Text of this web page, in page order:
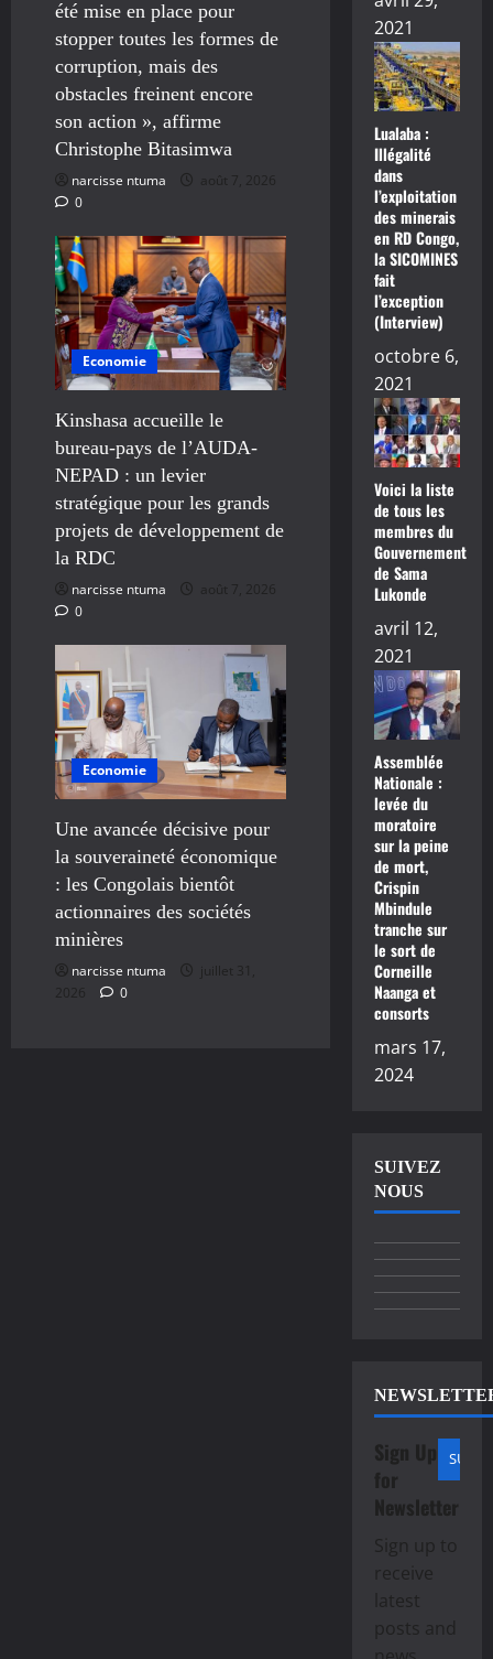
été mise en place pour
stopper toutes les formes de
corruption, mais des
obstacles freinent encore
son action », affirme
Christophe Bitasimwa
narcisse ntuma
août 7, 2026
0
Economie
Kinshasa accueille le
bureau-pays de l’AUDA-
NEPAD : un levier
stratégique pour les grands
projets de développement de
la RDC
narcisse ntuma
août 7, 2026
0
Economie
Une avancée décisive pour
la souveraineté économique
: les Congolais bientôt
actionnaires des sociétés
minières
narcisse ntuma
juillet 31,
2026
0
2021
Lualaba :
Illégalité
dans
l’exploitation
des minerais
en RD Congo,
la SICOMINES
fait
l’exception
(Interview)
octobre 6,
2021
Voici la liste
de tous les
membres du
Gouvernement
de Sama
Lukonde
avril 12,
2021
Assemblée
Nationale :
levée du
moratoire
sur la peine
de mort,
Crispin
Mbindule
tranche sur
le sort de
Corneille
Naanga et
consorts
mars 17,
2024
SUIVEZ
NOUS
Sign Up
for
Newsletter
Sign up to
receive
latest
posts and